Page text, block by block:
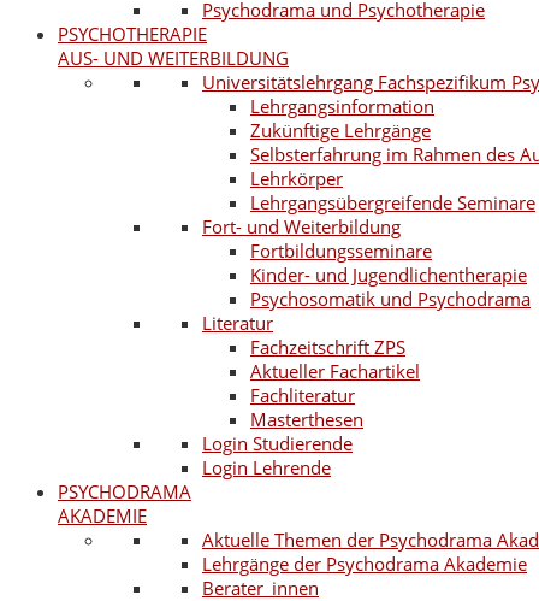
Psychodrama und Psychotherapie
PSYCHOTHERAPIE
AUS- UND WEITERBILDUNG
Universitätslehrgang Fachspezifikum
Lehrgangsinformation
Zukünftige Lehrgänge
Selbsterfahrung im Rahmen des
Lehrkörper
Lehrgangsübergreifende Seminare
Fort- und Weiterbildung
Fortbildungsseminare
Kinder- und Jugendlichentherapie
Psychosomatik und Psychodrama
Literatur
Fachzeitschrift ZPS
Aktueller Fachartikel
Fachliteratur
Masterthesen
Login Studierende
Login Lehrende
PSYCHODRAMA
AKADEMIE
Aktuelle Themen der Psychodrama
Lehrgänge der Psychodrama Akademie
Berater_innen